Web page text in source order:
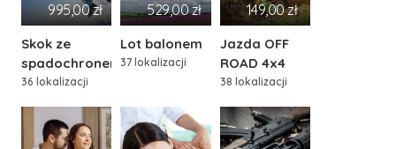
995,00 zł
Skok ze
spadochronem
36 lokalizacji
529,00 zł
Lot balonem
37 lokalizacji
149,00 zł
Jazda OFF
ROAD 4x4
38 lokalizacji